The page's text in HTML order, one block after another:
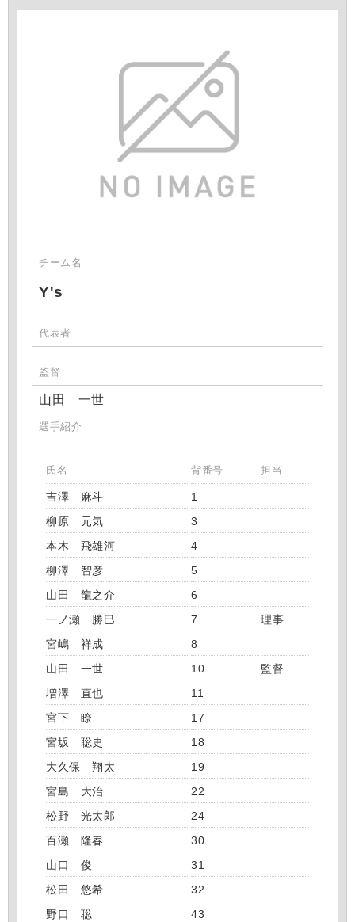
チーム名
Y's
代表者
監督
山田 一世
選手紹介
氏名 背番号 担当
吉澤 麻斗
1
柳原 元気
3
本木 飛雄河
4
柳澤 智彦
5
山田 龍之介
6
一ノ瀬 勝巳
7
理事
宮嶋 祥成
8
山田 一世
10
監督
増澤 直也
11
宮下 瞭
17
宮坂 聡史
18
大久保 翔太
19
宮島 大治
22
松野 光太郎
24
百瀬 隆春
30
山口 俊
31
松田 悠希
32
野口 聡
43